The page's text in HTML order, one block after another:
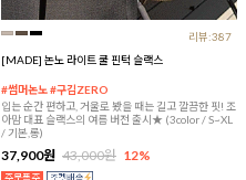
리뷰:387
[MADE] 논노 라이트 쿨 핀턱 슬랙스
#썸머논노 #구김ZERO
입는 순간 편하고, 거울로 봤을 때는 길고 깔끔한 핏! 조
아맘 대표 슬랙스의 여름 버전 출시★ (3color / S~XL
/ 기본,롱)
37,900원 43,000원 12%